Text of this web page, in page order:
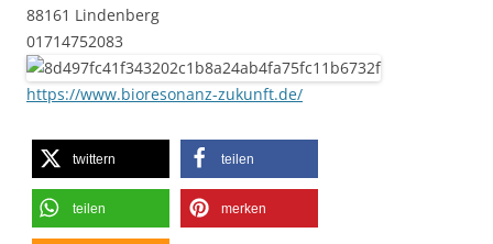
88161 Lindenberg
01714752083
https://www.bioresonanz-zukunft.de/
twittern teilen
teilen merken